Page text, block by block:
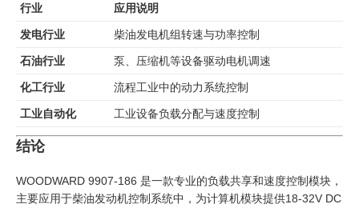
行业 应用说明
发电行业 柴油发电机组转速与功率控制
石油行业 泵、压缩机等设备驱动电机调速
化工行业 流程工业中的动力系统控制
工业自动化 工业设备负载分配与速度控制
结论
WOODWARD 9907-186 是一款专业的负载共享和速度控制模块，
主要应用于柴油发动机控制系统中，为计算机模块提供18-32V DC